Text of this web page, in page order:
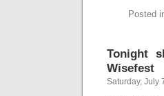
Posted
Tonight
Wisefest
Saturday, July